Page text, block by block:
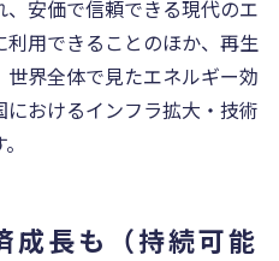
安価で信頼できる現代のエ
用できることのほか、再生
界全体で見たエネルギー効
おけるインフラ拡大・技術
成長も（持続可能